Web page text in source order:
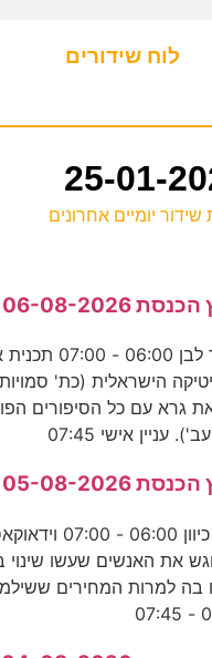
לוח שידורים
שידור יומיים אחרונים
06-08-2026
שחור לבן
גרא עם כל הסיפורים
עניין אישי 07:45
05-08-2026
שינוי
את האנשים שעשו
בה למרות המחירים